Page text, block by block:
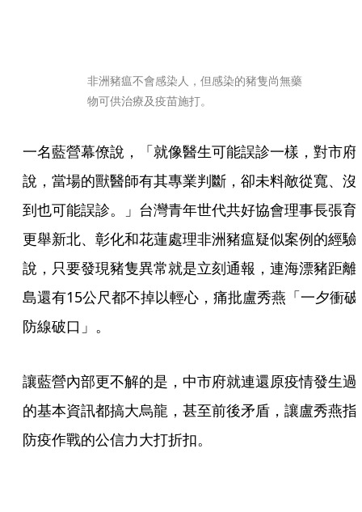
非洲豬瘟不會感染人，但感染的豬隻尚無藥
物可供治療及疫苗施打。
一名藍營幕僚說，「就像醫生可能誤診一樣，對市府
說，當場的獸醫師有其專業判斷，卻未料敵從寬、沒
到也可能誤診。」台灣青年世代共好協會理事長張育
更舉新北、彰化和花蓮處理非洲豬瘟疑似案例的經驗
說，只要發現豬隻異常就是立刻通報，連海漂豬距離
島還有15公尺都不掉以輕心，痛批盧秀燕「一夕衝破
防線破口」。
讓藍營內部更不解的是，中市府就連還原疫情發生過
的基本資訊都搞大烏龍，甚至前後矛盾，讓盧秀燕指
防疫作戰的公信力大打折扣。